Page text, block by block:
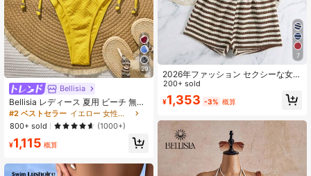
29
Bellisia
Bellisia レディース 夏用 ビーチ 無地
ネックタイ セクシー ビキニ 2ピース
水着セット
#2 ベストセラー
イエロー 女性のビキニセット
800+ sold
(1000+)
¥1,115 概算
7
2026年ファッション セクシーな女性
用ビーチバケーションビキニ ビーチ
パンツ 水着 3点セット、春/夏 デイ
リーカジュアル プールパーティー、
200+ sold
¥1,353 -3% 概算